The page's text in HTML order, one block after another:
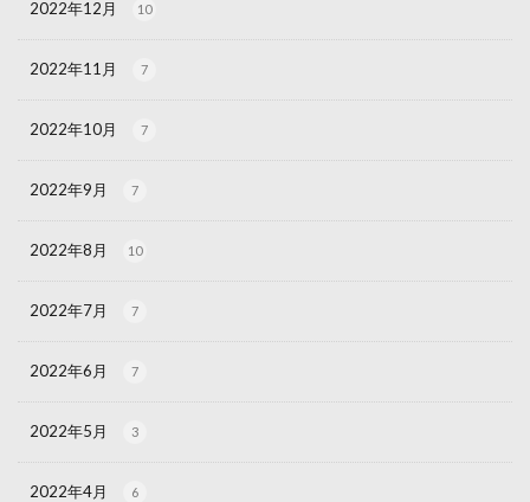
2022年12月 10
2022年11月 7
2022年10月 7
2022年9月 7
2022年8月 10
2022年7月 7
2022年6月 7
2022年5月 3
2022年4月 6